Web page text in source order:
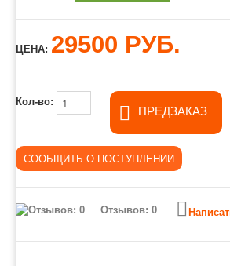
ЦЕНА: 29500 РУБ.
Кол-во:
ПРЕДЗАКАЗ
Отзывов: 0